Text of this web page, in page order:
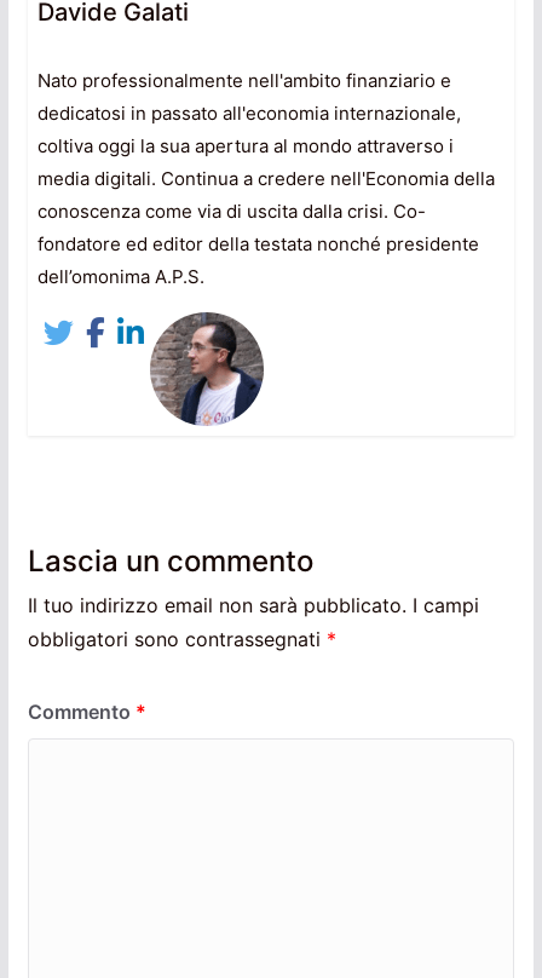
Davide Galati
Nato professionalmente nell'ambito finanziario e
dedicatosi in passato all'economia internazionale,
coltiva oggi la sua apertura al mondo attraverso i
media digitali. Continua a credere nell'Economia della
conoscenza come via di uscita dalla crisi. Co-
fondatore ed editor della testata nonché presidente
dell’omonima A.P.S.
Lascia un commento
Il tuo indirizzo email non sarà pubblicato. I campi
obbligatori sono contrassegnati *
Commento *